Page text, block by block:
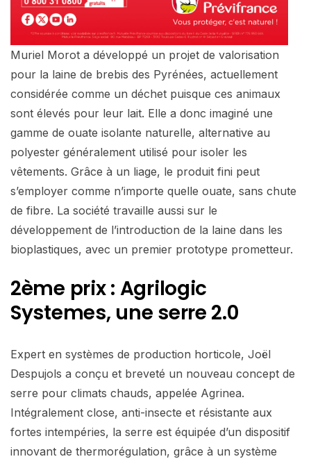
Muriel Morot a développé un projet de valorisation
pour la laine de brebis des Pyrénées, actuellement
considérée comme un déchet puisque ces animaux
sont élevés pour leur lait. Elle a donc imaginé une
gamme de ouate isolante naturelle, alternative au
polyester généralement utilisé pour isoler les
vêtements. Grâce à un liage, le produit fini peut
s’employer comme n’importe quelle ouate, sans chute
de fibre. La société travaille aussi sur le
développement de l’introduction de la laine dans les
bioplastiques, avec un premier prototype prometteur.
2ème prix : Agrilogic
Systemes, une serre 2.0
Expert en systèmes de production horticole, Joël
Despujols a conçu et breveté un nouveau concept de
serre pour climats chauds, appelée Agrinea.
Intégralement close, anti-insecte et résistante aux
fortes intempéries, la serre est équipée d’un dispositif
innovant de thermorégulation, grâce à un système